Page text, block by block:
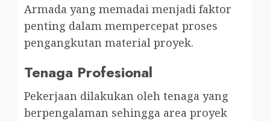
Armada yang memadai menjadi faktor
penting dalam mempercepat proses
pengangkutan material proyek.
Tenaga Profesional
Pekerjaan dilakukan oleh tenaga yang
berpengalaman sehingga area proyek